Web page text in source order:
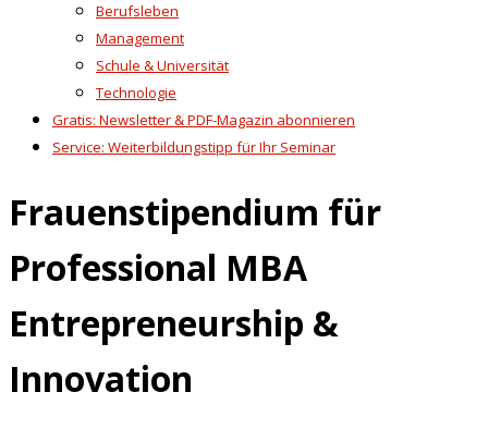
Berufsleben
Management
Schule & Universität
Technologie
Gratis: Newsletter & PDF-Magazin abonnieren
Service: Weiterbildungstipp für Ihr Seminar
Frauenstipendium für
Professional MBA
Entrepreneurship &
Innovation